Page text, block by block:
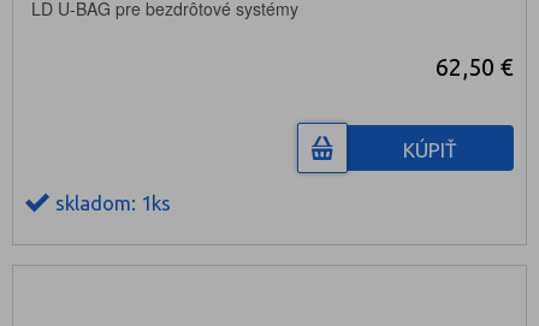
LD U-BAG pre bezdrôtové systémy
62,50 €
KÚPIŤ
skladom: 1ks